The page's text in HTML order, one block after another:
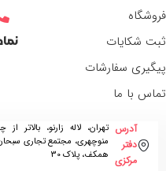
فروشگاه
ثبت شکایات
پیگیری سفارشات
تماس با ما
آدرس
دفتر
مرکزی
تهران، لاله زارنو، بالاتر از
منوچهری، مجتمع تجاری
همکف، پلاک 30